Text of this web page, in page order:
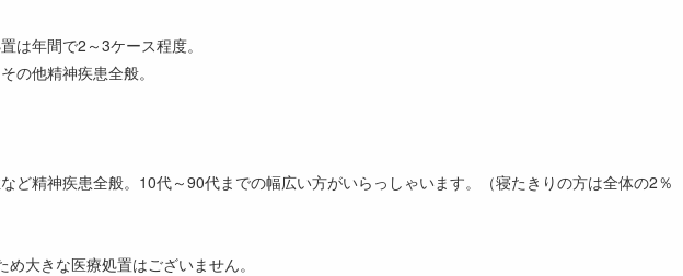
は年間で2～3ケース程度。
の他精神疾患全般。
ど精神疾患全般。10代～90代までの幅広い方がいらっしゃいます。（寝たきりの方は全体の2％
大きな医療処置はございません。